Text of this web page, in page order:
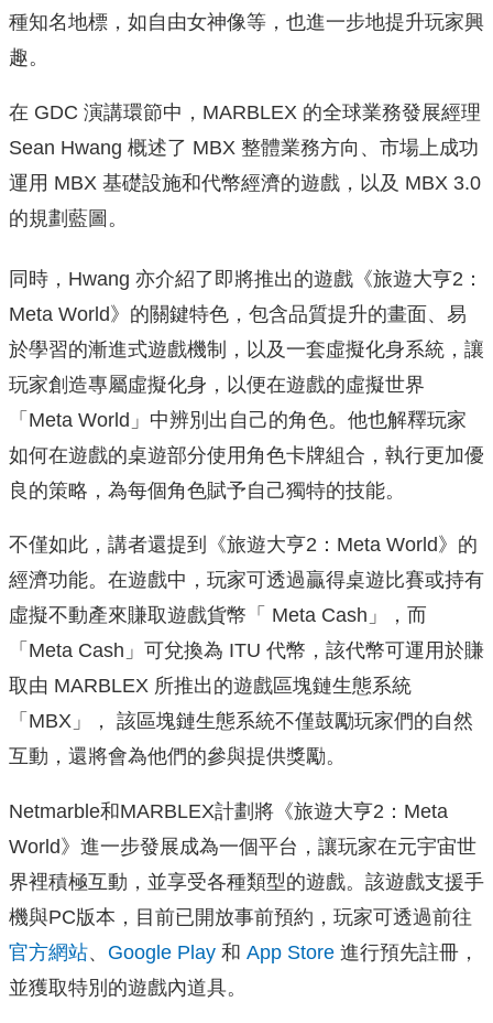
種知名地標，如自由女神像等， 也進一步地提升玩家興
趣。
在 GDC 演講環節中，MARBLEX 的全球業務發展經理
Sean Hwang 概述了 MBX 整體業務方向、市場上成功
運用 MBX 基礎設施和代幣經濟的遊戲，以及 MBX 3.0
的規劃藍圖。
同時，Hwang 亦介紹了即將推出的遊戲《旅遊大亨2：
Meta World》的關鍵特色，包含品質提升的畫面、 易
於學習的漸進式遊戲機制，以及一套虛擬化身系統， 讓
玩家創造專屬虛擬化身，以便在遊戲的虛擬世界
「Meta World」中辨別出自己的角色。 他也解釋玩家
如何在遊戲的桌遊部分使用角色卡牌組合， 執行更加優
良的策略，為每個角色賦予自己獨特的技能。
不僅如此，講者還提到《旅遊大亨2：Meta World》的
經濟功能。在遊戲中， 玩家可透過贏得桌遊比賽或持有
虛擬不動產來賺取遊戲貨幣「 Meta Cash」，而
「Meta Cash」可兌換為 ITU 代幣，該代幣可運用於賺
取由 MARBLEX 所推出的遊戲區塊鏈生態系統
「MBX」， 該區塊鏈生態系統不僅鼓勵玩家們的自然
互動，還將會為他們的參與提供獎勵。
Netmarble和MARBLEX計劃將《旅遊大亨2：Meta
World》進一步發展成為一個平台， 讓玩家在元宇宙世
界裡積極互動，並享受各種類型的遊戲。 該遊戲支援手
機與PC版本，目前已開放事前預約， 玩家可透過前往
官方網站、 Google Play 和 App Store 進行預先註冊，
並獲取特別的遊戲內道具。